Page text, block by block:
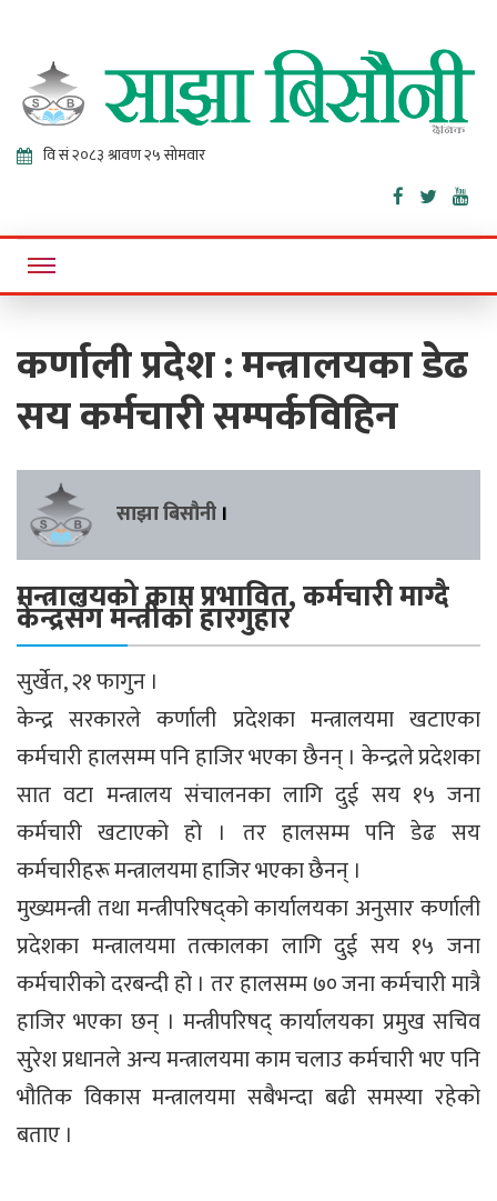
Sajha
Bisaunee
Online News Portal
कर्णाली प्रदेश : मन्त्रालयका डेढ
सय कर्मचारी सम्पर्कविहिन
साझा बिसौनी ।
मन्त्रालयको काम प्रभावित, कर्मचारी माग्दै
केन्द्रसँग मन्त्रीको हारगुहार
सुर्खेत, २१ फागुन ।
केन्द्र सरकारले कर्णाली प्रदेशका मन्त्रालयमा खटाएका
कर्मचारी हालसम्म पनि हाजिर भएका छैनन् । केन्द्रले प्रदेशका
सात वटा मन्त्रालय संचालनका लागि दुई सय १५ जना
कर्मचारी खटाएको हो । तर हालसम्म पनि डेढ सय
कर्मचारीहरू मन्त्रालयमा हाजिर भएका छैनन् ।
मुख्यमन्त्री तथा मन्त्रीपरिषद्को कार्यालयका अनुसार कर्णाली
प्रदेशका मन्त्रालयमा तत्कालका लागि दुई सय १५ जना
कर्मचारीको दरबन्दी हो । तर हालसम्म ७० जना कर्मचारी मात्रै
हाजिर भएका छन् । मन्त्रीपरिषद् कार्यालयका प्रमुख सचिव
सुरेश प्रधानले अन्य मन्त्रालयमा काम चलाउ कर्मचारी भए पनि
भौतिक विकास मन्त्रालयमा सबैभन्दा बढी समस्या रहेको
बताए ।